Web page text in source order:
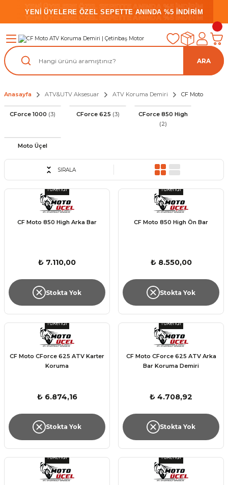
YENİ ÜYELERE ÖZEL SEPETTE ANINDA %5 İNDİRİM
YENİ ÜYELERE ÖZEL SEPETTE ANINDA %5 İNDİRİM
YENİ ÜYELERE ÖZEL SEPETTE ANINDA %5 İNDİRİM
ARA
Anasayfa ATV&UTV Aksesuar ATV Koruma Demiri CF Moto
CForce 1000 (3) CForce 625 (3)
CForce 850 High
(2)
Moto Üçel
SIRALA
Tükendi
CF Moto 850 High Arka Bar
₺ 7.110,00
Stokta Yok
Tükendi
CF Moto 850 High Ön Bar
₺ 8.550,00
Stokta Yok
Tükendi
CF Moto CForce 625 ATV Karter
Koruma
₺ 6.874,16
Stokta Yok
Tükendi
CF Moto CForce 625 ATV Arka
Bar Koruma Demiri
₺ 4.708,92
Stokta Yok
Tükendi Tükendi